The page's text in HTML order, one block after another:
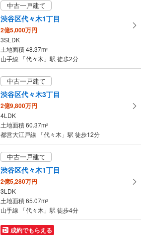
中古一戸建て
渋谷区代々木1丁目
2億5,000万円
3SLDK
土地面積 48.37m2
山手線 「代々木」駅 徒歩2分
中古一戸建て
渋谷区代々木3丁目
2億9,800万円
4LDK
土地面積 60.37m2
都営大江戸線 「代々木」駅 徒歩12分
中古一戸建て
渋谷区代々木1丁目
2億5,280万円
3LDK
土地面積 65.07m2
山手線 「代々木」駅 徒歩4分
成約でもらえる